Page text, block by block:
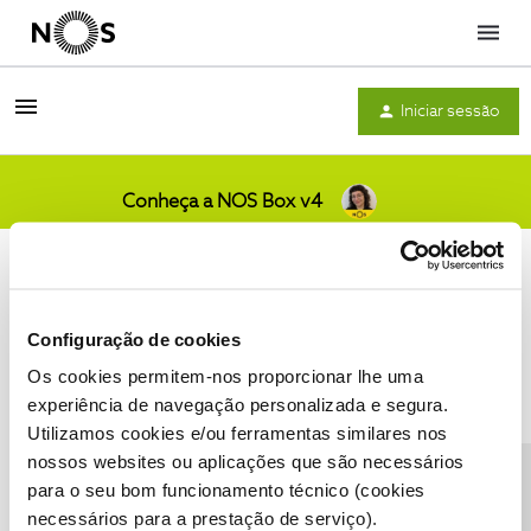
Configuração de cookies
Os cookies permitem-nos proporcionar lhe uma
experiência de navegação personalizada e segura.
Utilizamos cookies e/ou ferramentas similares nos
nossos websites ou aplicações que são necessários
para o seu bom funcionamento técnico (cookies
necessários para a prestação de serviço).
Menu
Iniciar sessão
Conheça a NOS Box v4
Condições do Fórum NOS Accessibility statement
CONTACTOS POLÍTICA DE PRIVACIDADE
CONFIGURAR COOKIES QUALIDADE DE SERVIÇO